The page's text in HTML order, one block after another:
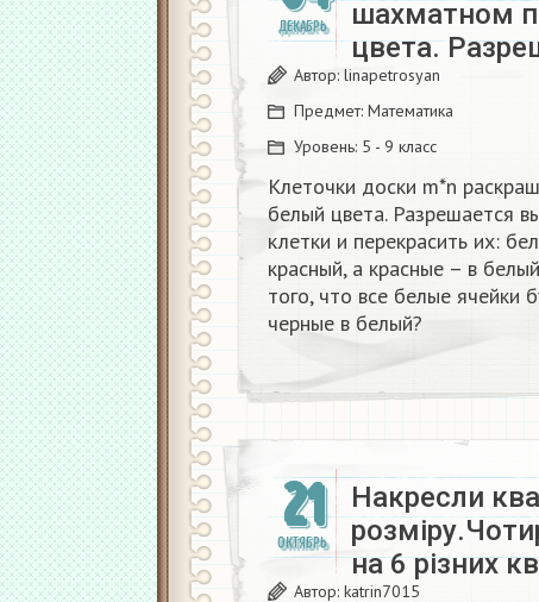
ДЕКАБРЬ
шахматном
цвета.
Автор: linapetrosyan
Предмет: Математика
Уровень: 5 - 9 класс
Клеточки доски m*n
белый цвета. Разрешается
клетки и перекрасить их:
красный, а красные – в
того, что все белые ячейки
черные в белый?
21
ОКТЯБРЬ
Накресли
на 6 різних
Автор: katrin7015